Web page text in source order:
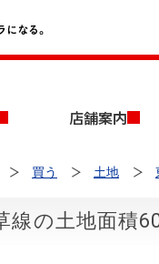
店舗案内
買う 土地
線の土地面積